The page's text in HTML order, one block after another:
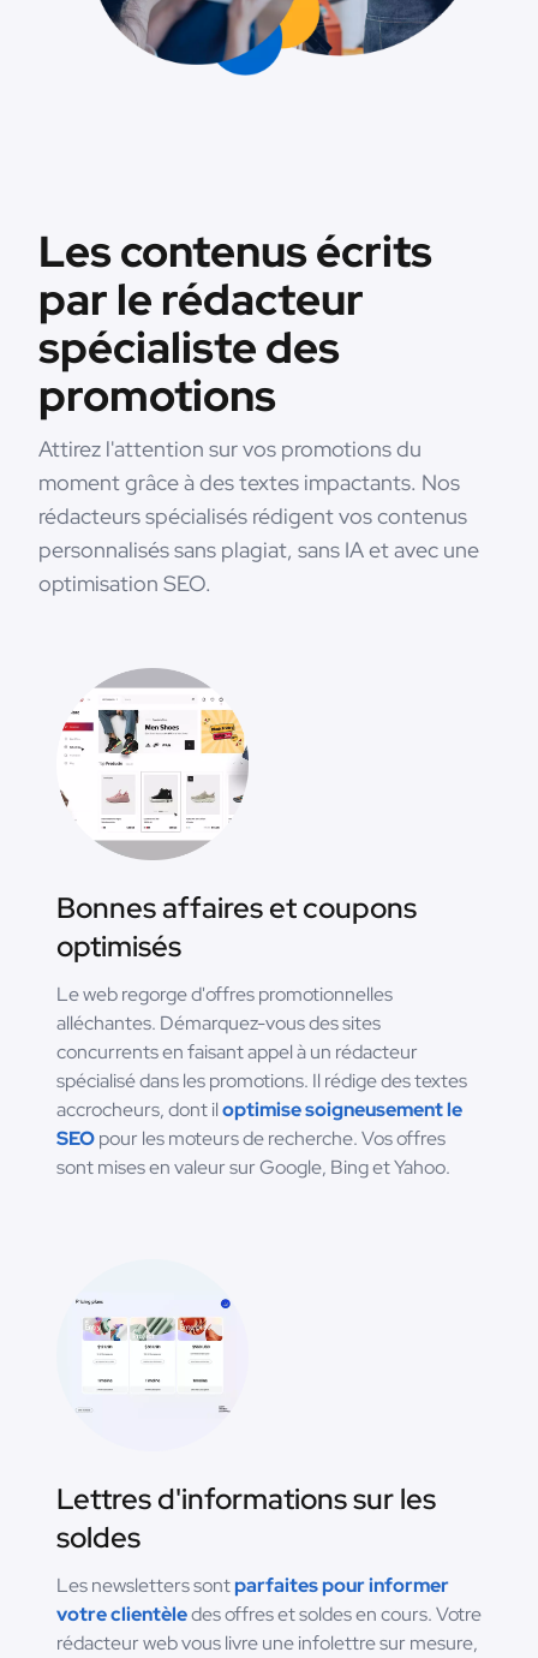
Les contenus écrits
par le rédacteur
spécialiste des
promotions
Attirez l'attention sur vos promotions du
moment grâce à des textes impactants. Nos
rédacteurs spécialisés rédigent vos contenus
personnalisés sans plagiat, sans IA et avec une
optimisation SEO.
Bonnes affaires et coupons
optimisés
Le web regorge d'offres promotionnelles
alléchantes. Démarquez-vous des sites
concurrents en faisant appel à un rédacteur
spécialisé dans les promotions. Il rédige des textes
accrocheurs, dont iloptimise soigneusement le
SEOpour les moteurs de recherche. Vos offres
sont mises en valeur sur Google, Bing et Yahoo.
Lettres d'informations sur les
soldes
Les newsletters sontparfaites pour informer
votre clientèledes offres et soldes en cours. Votre
rédacteur web vous livre une infolettre sur mesure,